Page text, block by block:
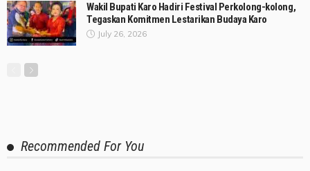
Wakil Bupati Karo Hadiri Festival Perkolong-kolong,
Tegaskan Komitmen Lestarikan Budaya Karo
July 26, 2026
Recommended For You